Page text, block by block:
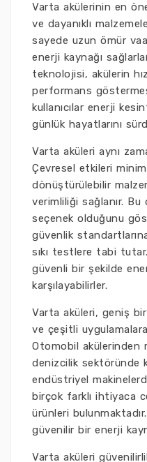
Varta akülerinin en
ve dayanıklı
sayede uzun ömür
enerji kaynağı
teknolojisi, akülerin
performans
kullanıcılar enerji
günlük hayatlarını
Varta aküleri aynı
Çevresel etkileri
dönüştürülebilir
verimliliği sağlanır.
seçenek olduğunu
güvenlik
sıkı testlere tabi tutar.
güvenli bir şekilde
karşılayabilirler.
Varta aküleri, geniş
ve çeşitli
Otomobil akülerinden
denizcilik sektöründe
endüstriyel
birçok farklı ihtiyaca
ürünleri
güvenilir bir enerji
Varta aküleri